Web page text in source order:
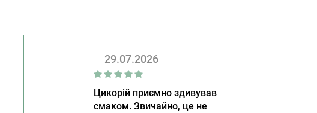
29.07.2026
Цикорій приємно здивував
смаком. Звичайно, це не